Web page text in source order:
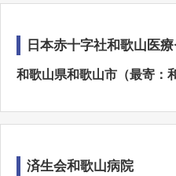
日本赤十字社和歌山医
和歌山県和歌山市（最寄：
済生会和歌山病院